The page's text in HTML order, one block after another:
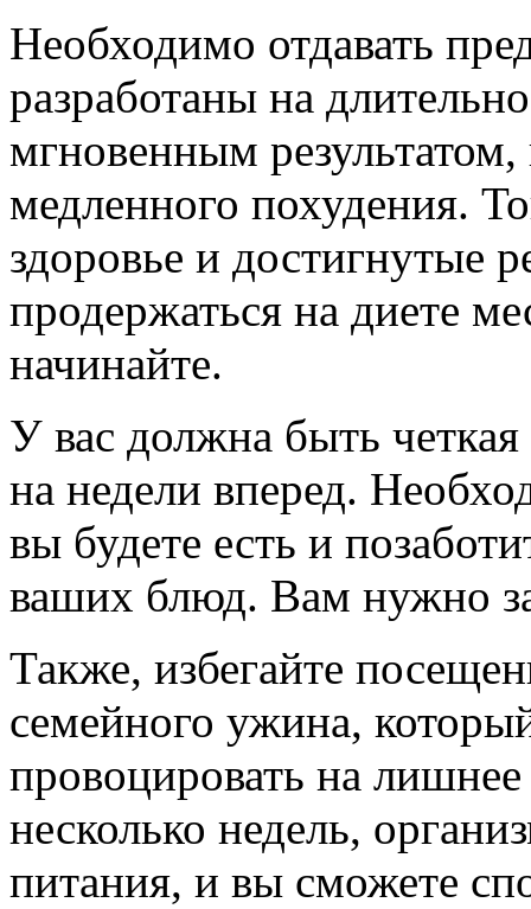
Необходимо отдавать
разработаны на
мгновенным
медленного похудения.
здоровье и достигнутые
продержаться на диете
начинайте.
У вас должна быть
на недели вперед.
вы будете есть и
ваших блюд. Вам нужно
Также, избегайте
семейного ужина,
провоцировать на
несколько недель,
питания, и вы сможете